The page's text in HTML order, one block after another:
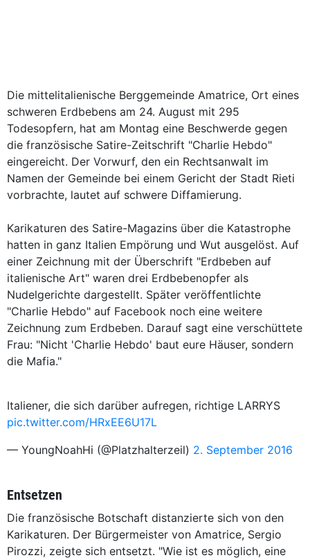
Die mittelitalienische Berggemeinde Amatrice, Ort eines
schweren Erdbebens am 24. August mit 295
Todesopfern, hat am Montag eine Beschwerde gegen
die französische Satire-Zeitschrift "Charlie Hebdo"
eingereicht. Der Vorwurf, den ein Rechtsanwalt im
Namen der Gemeinde bei einem Gericht der Stadt Rieti
vorbrachte, lautet auf schwere Diffamierung.
Karikaturen des Satire-Magazins über die Katastrophe
hatten in ganz Italien Empörung und Wut ausgelöst. Auf
einer Zeichnung mit der Überschrift "Erdbeben auf
italienische Art" waren drei Erdbebenopfer als
Nudelgerichte dargestellt. Später veröffentlichte
"Charlie Hebdo" auf Facebook noch eine weitere
Zeichnung zum Erdbeben. Darauf sagt eine verschüttete
Frau: "Nicht 'Charlie Hebdo' baut eure Häuser, sondern
die Mafia."
Italiener, die sich darüber aufregen, richtige LARRYS
pic.twitter.com/HRxEE6U17L
— YoungNoahHi (@Platzhalterzeil) 2. September 2016
Entsetzen
Die französische Botschaft distanzierte sich von den
Karikaturen. Der Bürgermeister von Amatrice, Sergio
Pirozzi, zeigte sich entsetzt. "Wie ist es möglich, eine